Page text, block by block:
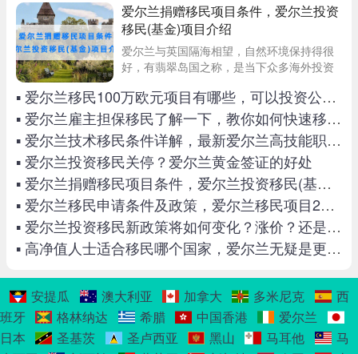
爱尔兰捐赠移民项目条件，爱尔兰投资
移民(基金)项目介绍
爱尔兰与英国隔海相望，自然环境保持得很
好，有翡翠岛国之称，是当下众多海外投资
理了最详细的爱尔兰移民政策内容和相关条
件，以供申请者参考，避免移民爱尔兰后悔
死了。
▪ 爱尔兰移民100万欧元项目有哪些，可以投资公租房和养老院吗
▪ 爱尔兰雇主担保移民了解一下，教你如何快速移民爱尔兰
▪ 爱尔兰技术移民条件详解，最新爱尔兰高技能职业列表
▪ 爱尔兰投资移民关停？爱尔兰黄金签证的好处
▪ 爱尔兰捐赠移民项目条件，爱尔兰投资移民(基金)项目介绍
▪ 爱尔兰移民申请条件及政策，爱尔兰移民项目2022最新汇总
▪ 爱尔兰投资移民新政策将如何变化？涨价？还是关停？
▪ 高净值人士适合移民哪个国家，爱尔兰无疑是更好的选择
安提瓜 澳大利亚 加拿大 多米尼克
西
班牙
格林纳达 希腊 中国香港
爱尔兰
日本
圣基茨 圣卢西亚 黑山 马耳他
马